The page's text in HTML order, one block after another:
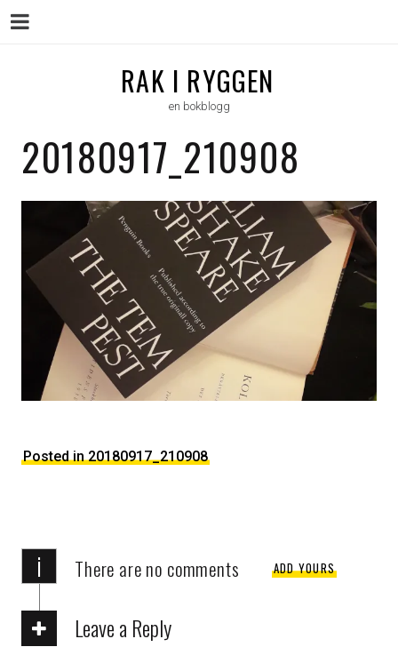
RAK I RYGGEN
en bokblogg
20180917_210908
Posted in 20180917_210908
i There are no comments ADD YOURS
Leave a Reply
Menu